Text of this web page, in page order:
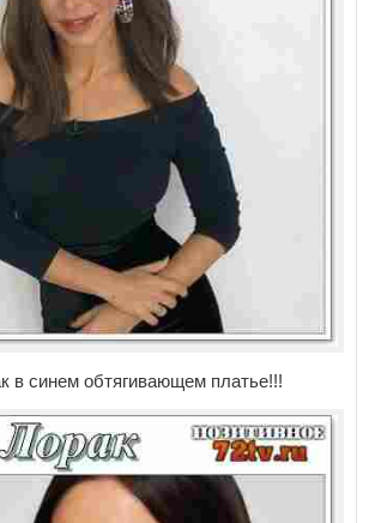
в синем обтягивающем платье!!!